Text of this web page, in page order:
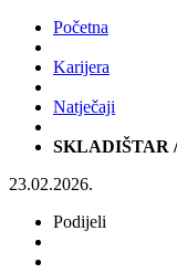
Početna
Karijera
Natječaji
SKLADIŠTAR
23.02.2026.
Podijeli